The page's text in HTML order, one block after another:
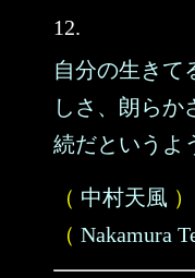
12.
自分の生きて
しさ、朗らか
続だというよ
（ 中村天風 ）
（ Nakamura